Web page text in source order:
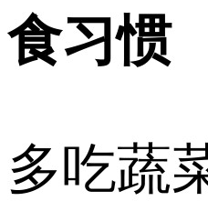
食习惯
多吃蔬